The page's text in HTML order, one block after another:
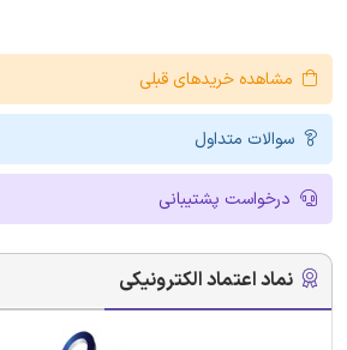
مشاهده خریدهای قبلی
سوالات متداول
درخواست پشتیبانی
نماد اعتماد الکترونیکی